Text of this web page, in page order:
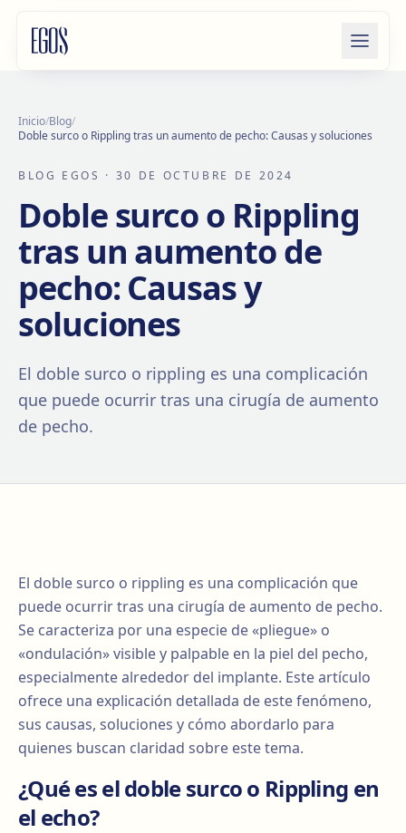
Inicio/Blog/
Doble surco o Rippling tras un aumento de pecho: Causas y soluciones
BLOG EGOS · 30 DE OCTUBRE DE 2024
Doble surco o Rippling
tras un aumento de
pecho: Causas y
soluciones
El doble surco o rippling es una complicación
que puede ocurrir tras una cirugía de aumento
de pecho.
El doble surco o rippling es una complicación que
puede ocurrir tras una cirugía de aumento de pecho.
Se caracteriza por una especie de «pliegue» o
«ondulación» visible y palpable en la piel del pecho,
especialmente alrededor del implante. Este artículo
ofrece una explicación detallada de este fenómeno,
sus causas, soluciones y cómo abordarlo para
quienes buscan claridad sobre este tema.
¿Qué es el doble surco o Rippling en
el echo?